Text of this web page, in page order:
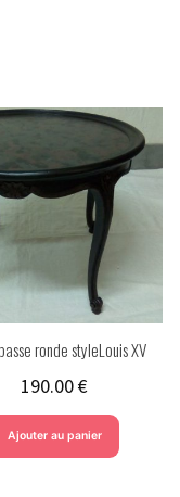
ronde styleLouis XV
190.00€
Ajouter au panier